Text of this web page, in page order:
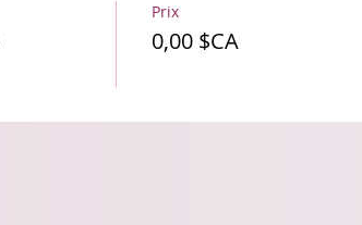
Prix
0,00 $CA